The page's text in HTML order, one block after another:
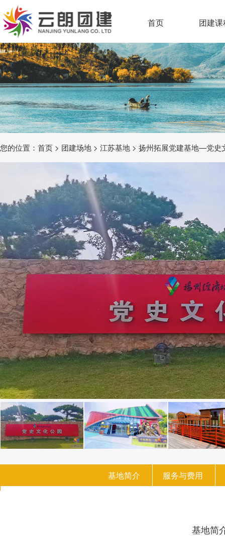
首页 团建
您的位置： 首页 > 团建场地 > 江苏基地 > 扬州拓展党建基地—党史
基地简介 服务与费用
基地简